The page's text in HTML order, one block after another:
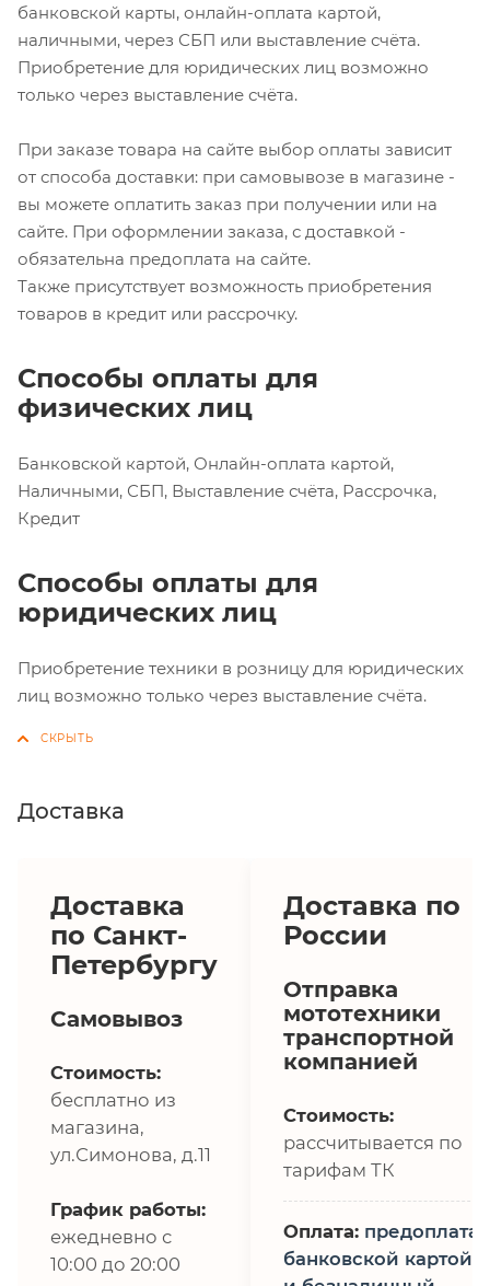
банковской карты, онлайн-оплата картой,
наличными, через СБП или выставление счёта.
Приобретение для юридических лиц возможно
только через выставление счёта.
При заказе товара на сайте выбор оплаты зависит
от способа доставки: при самовывозе в магазине -
вы можете оплатить заказ при получении или на
сайте. При оформлении заказа, с доставкой -
обязательна предоплата на сайте.
Также присутствует возможность приобретения
товаров в кредит или рассрочку.
Способы оплаты для
физических лиц
Банковской картой, Онлайн-оплата картой,
Наличными, СБП, Выставление счёта, Рассрочка,
Кредит
Способы оплаты для
юридических лиц
Приобретение техники в розницу для юридических
лиц возможно только через выставление счёта.
Доставка
Доставка
по Санкт-
Петербургу
Самовывоз
Стоимость:
бесплатно из
магазина,
ул.Симонова, д.11
График работы:
ежедневно с
10:00 до 20:00
Доставка по
России
Отправка
мототехники
транспортной
компанией
Стоимость:
рассчитывается по
тарифам ТК
Оплата: предоплата,
банковской картой